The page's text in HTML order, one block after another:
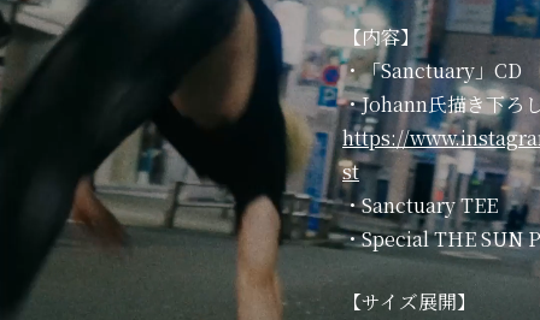
【内容】
・「Sanctuary」CD
・Johann氏描き下ろ
https://
st
・Sanctuary TEE
・Special THE SUN
【サイズ展開】